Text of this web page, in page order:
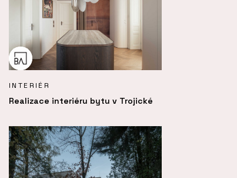
INTERIÉR
Realizace interiéru bytu v Trojické